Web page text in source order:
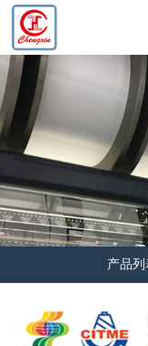
产品列
首页>产品展示>经